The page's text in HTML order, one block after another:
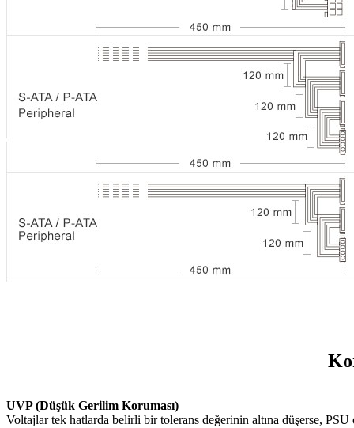
UVP (Düşük Gerilim Koruması)
Voltajlar tek hatlarda belirli bir tolerans değerinin altına düşerse, PSU